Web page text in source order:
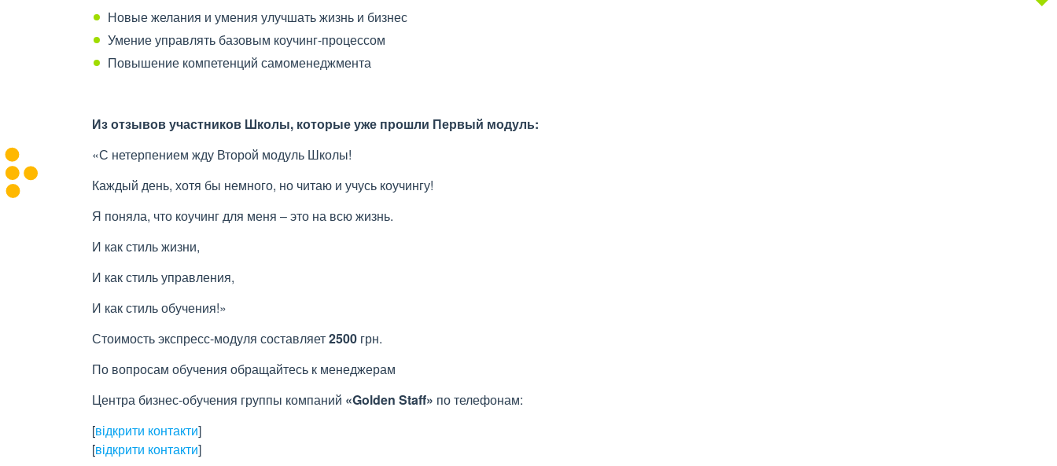
Новые желания и умения улучшать жизнь и бизнес
Умение управлять базовым коучинг-процессом
Повышение компетенций самоменеджмента
Из отзывов участников Школы, которые уже прошли Первый модуль:
«С нетерпением жду Второй модуль Школы!
Каждый день, хотя бы немного, но читаю и учусь коучингу!
Я поняла, что коучинг для меня – это на всю жизнь.
И как стиль жизни,
И как стиль управления,
И как стиль обучения!»
Стоимость экспресс-модуля составляет2500 грн.
По вопросам обучения обращайтесь к менеджерам
Центра бизнес-обучения группы компаний «Golden Staff» по телефонам:
[відкрити контакти]
[відкрити контакти]